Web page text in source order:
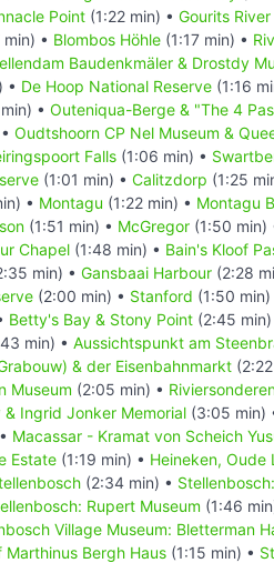
Point (1:22 min) • Gourits
min) • Blombos Höhle (1:17 min) •
Baudenkmäler & Drostdy
• De Hoop National Reserve (1:16
• Outeniqua-Berge & "The 4
Oudtshoorn CP Nel Museum &
Falls (1:06 min) •
(1:01 min) • Calitzdorp (1:25
• Montagu (1:22 min) • Montagu
(1:51 min) • McGregor (1:50 min)
Chapel (1:48 min) • Bain's Kloof
min) • Gansbaai Harbour (2:28
(2:00 min) • Stanford (1:50 min)
Betty's Bay & Stony Point (2:45 min)
min) • Aussichtspunkt am
& der Eisenbahnmarkt
Museum (2:05 min) •
& Ingrid Jonker Memorial (3:05 min)
Macassar - Kramat von Scheich
Estate (1:19 min) • Heineken, Oude
(2:34 min) •
Rupert Museum (1:46
Village Museum: Bletterman
Marthinus Bergh Haus (1:15 min) •